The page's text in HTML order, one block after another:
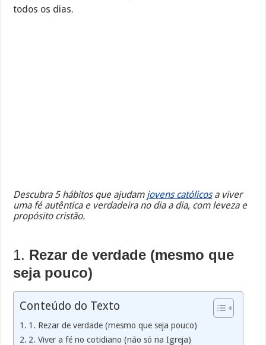
todos os dias.
Descubra 5 hábitos que ajudam jovens católicosa viver
uma fé autêntica e verdadeira no dia a dia, com leveza e
propósito cristão.
1. Rezar de verdade (mesmo que
seja pouco)
Conteúdo do Texto
1. Rezar de verdade (mesmo que seja pouco)
2. Viver a fé no cotidiano (não só na Igreja)